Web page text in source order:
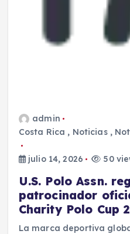
admin
Costa Rica , Noticias,
julio 14, 2026 50
U.S. Polo Assn.
patrocinador
Charity Polo Cup
La marca deportiva